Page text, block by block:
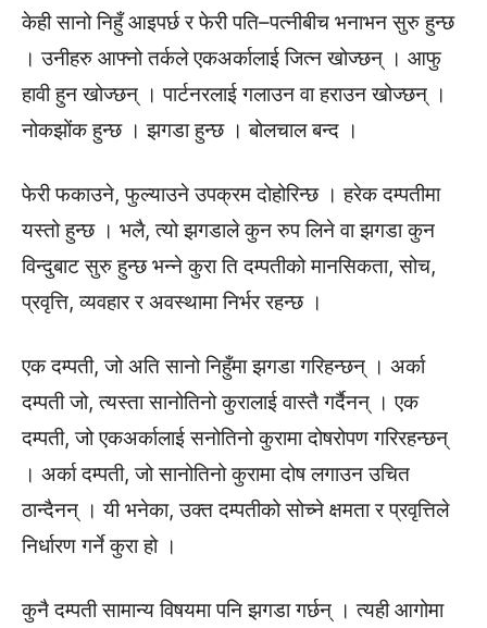
केही सानो निहुँ आइपर्छ र फेरी पति–पत्नीबीच भनाभन सुरु हुन्छ
। उनीहरु आफ्नो तर्कले एकअर्कालाई जित्न खोज्छन् । आफु
हावी हुन खोज्छन् । पार्टनरलाई गलाउन वा हराउन खोज्छन् ।
नोकझोंक हुन्छ । झगडा हुन्छ । बोलचाल बन्द ।
फेरी फकाउने, फुल्याउने उपक्रम दोहोरिन्छ । हरेक दम्पतीमा
यस्तो हुन्छ । भलै, त्यो झगडाले कुन रुप लिने वा झगडा कुन
विन्दुबाट सुरु हुन्छ भन्ने कुरा ति दम्पतीको मानसिकता, सोच,
प्रवृत्ति, व्यवहार र अवस्थामा निर्भर रहन्छ ।
एक दम्पती, जो अति सानो निहुँमा झगडा गरिहन्छन् । अर्का
दम्पती जो, त्यस्ता सानोतिनो कुरालाई वास्तै गर्दैनन् । एक
दम्पती, जो एकअर्कालाई सनोतिनो कुरामा दोषरोपण गरिरहन्छन्
। अर्का दम्पती, जो सानोतिनो कुरामा दोष लगाउन उचित
ठान्दैनन् । यी भनेका, उक्त दम्पतीको सोच्ने क्षमता र प्रवृत्तिले
निर्धारण गर्ने कुरा हो ।
कुनै दम्पती सामान्य विषयमा पनि झगडा गर्छन् । त्यही आगोमा